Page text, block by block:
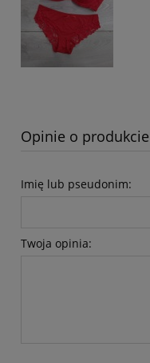
Opinie o
Imię lub pseudonim:
Twoja opinia: